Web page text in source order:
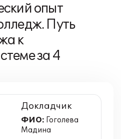
опыт
Путь
к
за 4
Докладчик
ФИО: Гоголева
Мадина